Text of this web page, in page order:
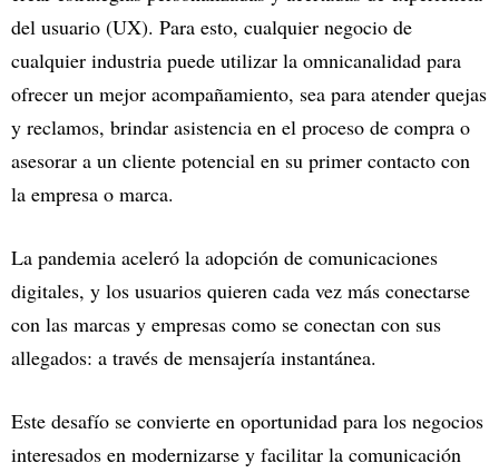
del usuario (UX). Para esto, cualquier negocio de
cualquier industria puede utilizar la omnicanalidad para
ofrecer un mejor acompañamiento, sea para atender quejas
y reclamos, brindar asistencia en el proceso de compra o
asesorar a un cliente potencial en su primer contacto con
la empresa o marca.
La pandemia aceleró la adopción de comunicaciones
digitales, y los usuarios quieren cada vez más conectarse
con las marcas y empresas como se conectan con sus
allegados: a través de mensajería instantánea.
Este desafío se convierte en oportunidad para los negocios
interesados en modernizarse y facilitar la comunicación